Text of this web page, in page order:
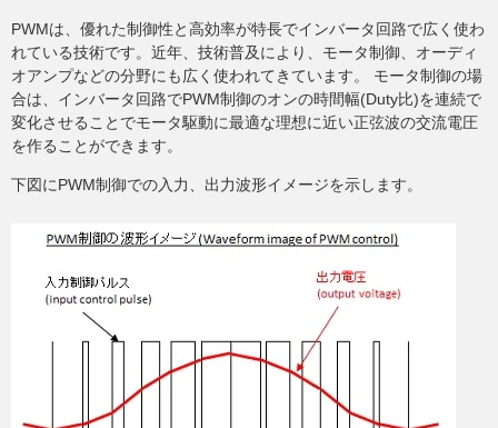
PWMは、優れた制御性と高効率が特長でインバータ回路で広く使わ
れている技術です。近年、技術普及により、モータ制御、オーディ
オアンプなどの分野にも広く使われてきています。 モータ制御の場
合は、インバータ回路でPWM制御のオンの時間幅(Duty比)を連続で
変化させることでモータ駆動に最適な理想に近い正弦波の交流電圧
を作ることができます。
下図にPWM制御での入力、出力波形イメージを示します。